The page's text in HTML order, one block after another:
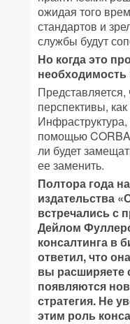
ожидая того
стандартов и
службы будут
Но когда это
необходимость
перспективы,
помощью
ли будет
ее заменить.
Полтора года
издательства
встречались с
Дейлом
консалтинга в
ответил, что
вы расширяете
появляются
стратегия. Не
этим роль